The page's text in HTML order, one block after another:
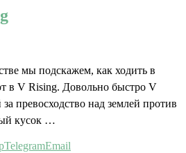
мы подскажем, как ходить в
в V Rising. Довольно быстро V
превосходство над землей против
кусок …
TelegramEmail